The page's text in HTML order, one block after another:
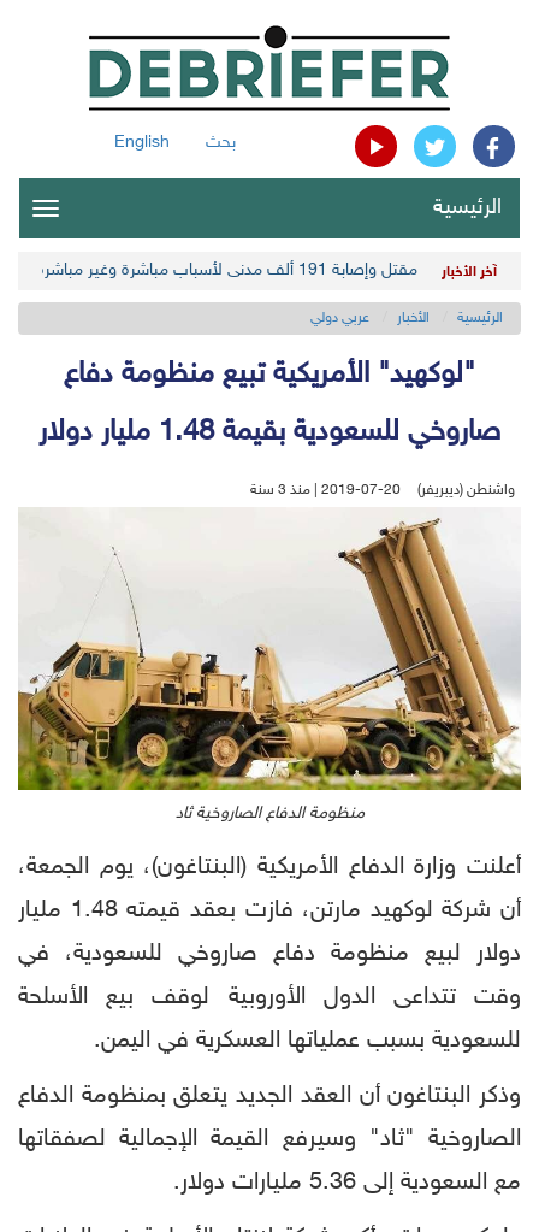
بحث English
الرئيسية
آخر الأخبار مقتل وإصابة 191 ألف مدني لأسباب مباشرة وغير مباشرة في أحدث حصيلة حوثية
الرئيسية الأخبار عربي دولي
"لوكهيد" الأمريكية تبيع منظومة دفاع
صاروخي للسعودية بقيمة 1.48 مليار دولار
واشنطن (ديبريفر) 2019-07-20 | منذ 3 سنة
منظومة الدفاع الصاروخية ثاد
أعلنت وزارة الدفاع الأمريكية (البنتاغون)، يوم الجمعة،
أن شركة لوكهيد مارتن، فازت بعقد قيمته 1.48 مليار
دولار لبيع منظومة دفاع صاروخي للسعودية، في
وقت تتداعى الدول الأوروبية لوقف بيع الأسلحة
للسعودية بسبب عملياتها العسكرية في اليمن.
وذكر البنتاغون أن العقد الجديد يتعلق بمنظومة الدفاع
الصاروخية "ثاد" وسيرفع القيمة الإجمالية لصفقاتها
مع السعودية إلى 5.36 مليارات دولار.